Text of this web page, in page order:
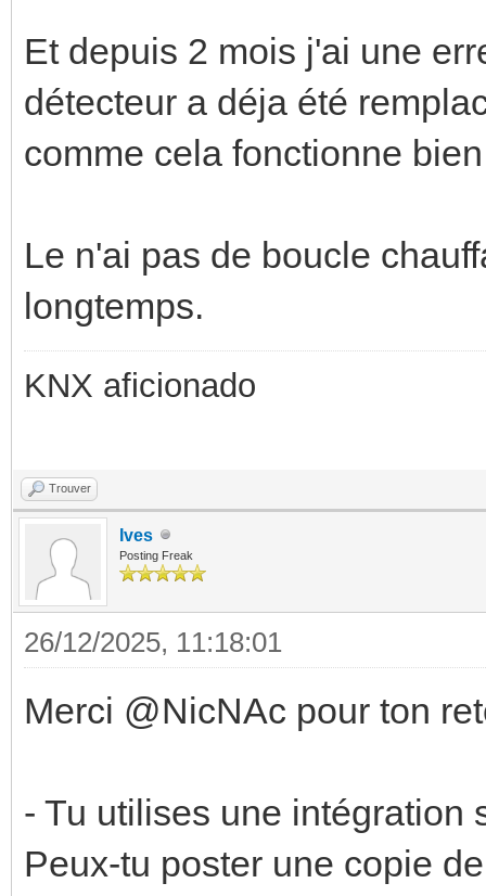
Et depuis 2 mois j'ai une
détecteur a déja été
comme cela fonctionne
Le n'ai pas de boucle
longtemps.
KNX aficionado
Trouver
Ives
Posting Freak
26/12/2025, 11:18:01
Merci @NicNAc pour ton
- Tu utilises une intégration
Peux-tu poster une copie